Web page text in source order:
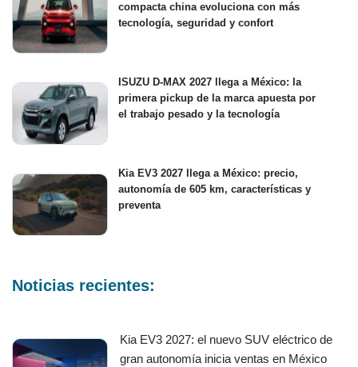
compacta china evoluciona con más
tecnología, seguridad y confort
ISUZU D-MAX 2027 llega a México: la
primera pickup de la marca apuesta por
el trabajo pesado y la tecnología
Kia EV3 2027 llega a México: precio,
autonomía de 605 km, características y
preventa
Noticias recientes:
Kia EV3 2027: el nuevo SUV eléctrico de
gran autonomía inicia ventas en México